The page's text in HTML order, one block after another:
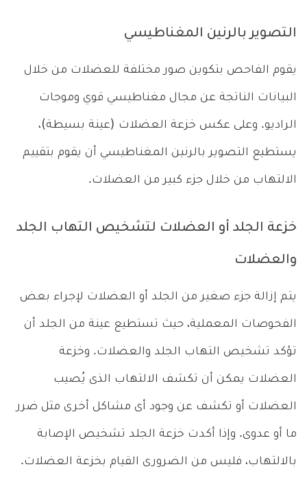
التصوير بالرنين المغناطيسي
يقوم الفاحص بتكوين صور مختلفة للعضلات من خلال
البيانات الناتجة عن مجال مغناطيسي قوي وموجات
الراديو. وعلى عكس خزعة العضلات (عينة بسيطة)،
يستطيع التصوير بالرنين المغناطيسي أن يقوم بتقييم
الالتهاب من خلال جزء كبير من العضلات.
خزعة الجلد أو العضلات لتشخيص التهاب الجلد
والعضلات
يتم إزالة جزء صغير من الجلد أو العضلات لإجراء بعض
الفحوصات المعملية، حيث تستطيع عينة من الجلد أن
تؤكد تشخيص التهاب الجلد والعضلات. وخزعة
العضلات يمكن أن تكشف الالتهاب الذى يُصيب
العضلات أو تكشف عن وجود أى مشاكل أخرى مثل ضرر
ما أو عدوى. وإذا أكدت خزعة الجلد تشخيص الإصابة
بالالتهاب، فليس من الضرورى القيام بخزعة العضلات.